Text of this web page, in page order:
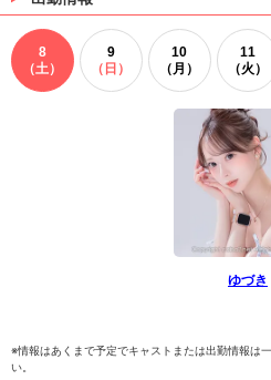
さんのお写真はコチラから
（08/03 17:00）
8
（土）
9
（日）
10
（月）
11
（火）
ゆづき
※情報はあくまで予定でキャストまたは出勤情報は
い。